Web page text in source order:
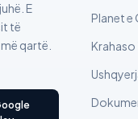
E
të
qartë.
Planet e